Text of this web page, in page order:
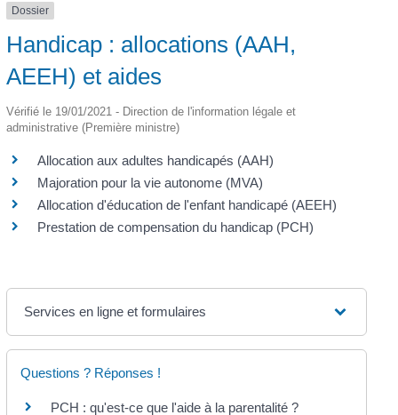
Dossier
Handicap : allocations (AAH,
AEEH) et aides
Vérifié le 19/01/2021 - Direction de l'information légale et
administrative (Première ministre)
Allocation aux adultes handicapés (AAH)
Majoration pour la vie autonome (MVA)
Allocation d'éducation de l'enfant handicapé (AEEH)
Prestation de compensation du handicap (PCH)
Services en ligne et formulaires
Questions ? Réponses !
PCH : qu'est-ce que l'aide à la parentalité ?